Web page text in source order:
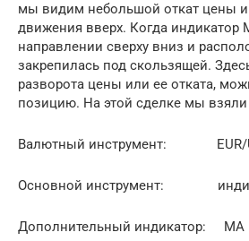
мы видим небольшой откат цены
движения вверх. Когда индикатор
направлении сверху вниз и
закрепилась под скользящей.
разворота цены или ее отката,
позицию. На этой сделке мы
Валютный инструмент: EUR/
Основной инструмент:
Дополнительный индикатор: МА